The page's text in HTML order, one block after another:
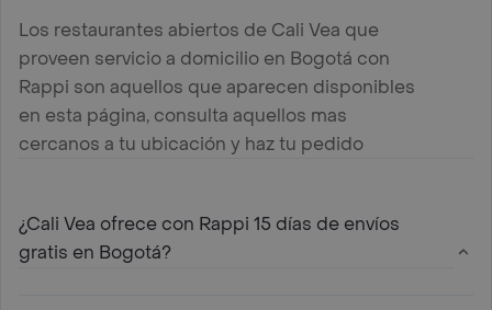
Los restaurantes abiertos de Cali Vea que
proveen servicio a domicilio en Bogotá con
Rappi son aquellos que aparecen disponibles
en esta página, consulta aquellos mas
cercanos a tu ubicación y haz tu pedido
¿Cali Vea ofrece con Rappi 15 días de envíos
gratis en Bogotá?